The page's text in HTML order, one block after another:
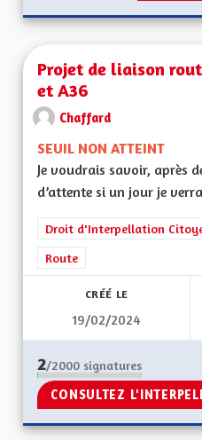
Projet de liaison
et A36
Chaffard
SEUIL NON ATTEINT
Je voudrais savoir, après
d’attente si un jour je
Droit d'Interpellation
Route
CRÉÉ LE
19/02/2024
2/2000 signatures
CONSULTEZ